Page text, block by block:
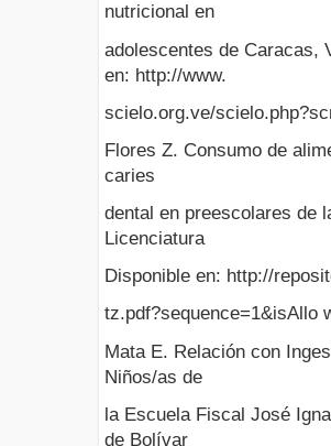
nutricional en
adolescentes de Caracas,
en: http://www.
scielo.org.ve/
Flores Z. Consumo de
caries
dental en preescolares de
Licenciatura
Disponible en: http://
tz.pdf?sequence=1&isAllo
Mata E. Relación con
Niños/as de
la Escuela Fiscal José
de Bolívar